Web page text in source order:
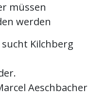
müssen
werden
Kilchberg
Aeschbacher